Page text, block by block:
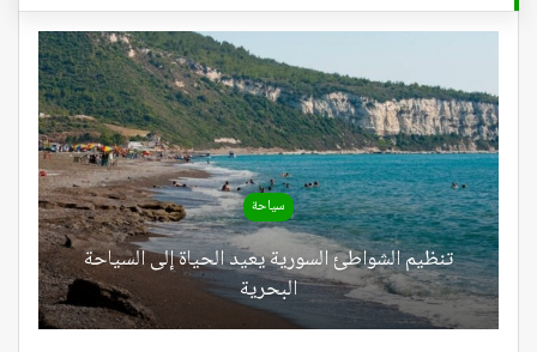
سياحة
تنظيم الشواطئ السورية يعيد الحياة إلى السياحة
البحرية